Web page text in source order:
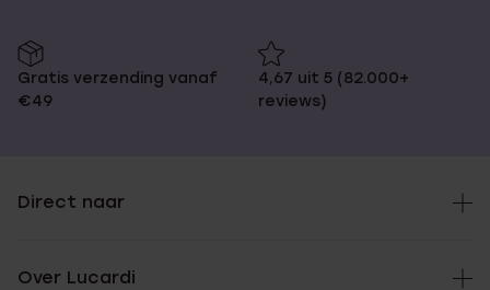
Gratis verzending vanaf
€49
4,67 uit 5 (82.000+
reviews)
Direct naar
Over Lucardi